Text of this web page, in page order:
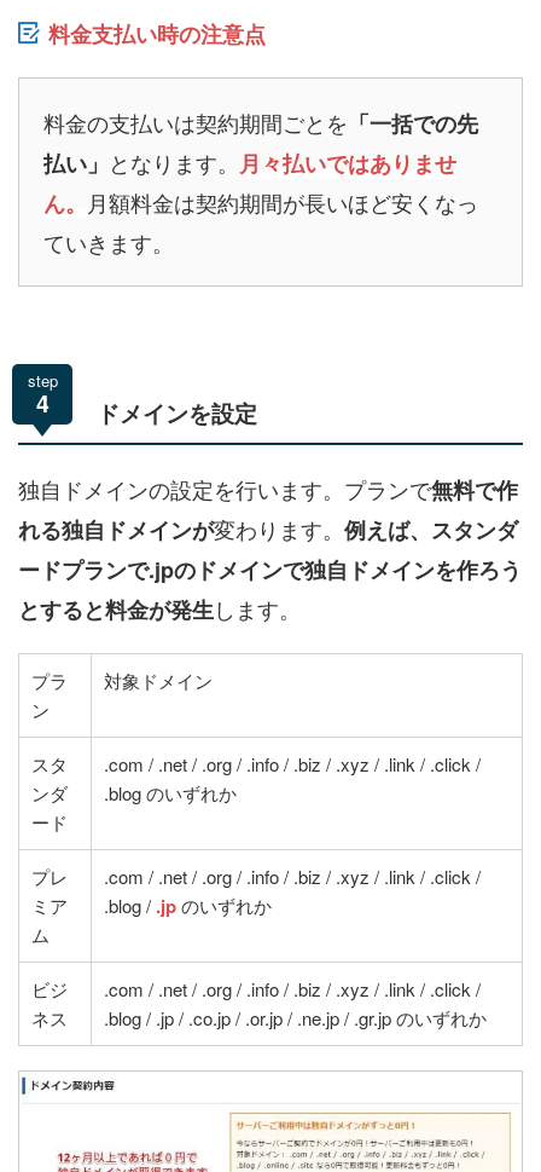
料金支払い時の注意点
料金の支払いは契約期間ごとを 「一括での先
払い」 となります。 月々払いではありませ
ん。 月額料金は契約期間が長いほど安くなっ
ていきます。
step
4 ドメインを設定
独自ドメインの設定を行います。プランで無料で作
れる独自ドメインが変わります。 例えば、スタンダ
ードプランで.jpのドメインで独自ドメインを作ろう
とすると料金が発生します。
プラ
ン
対象ドメイン
スタ
ンダ
ード
.com / .net / .org / .info / .biz / .xyz / .link / .click /
.blog のいずれか
プレ
ミア
ム
.com / .net / .org / .info / .biz / .xyz / .link / .click /
.blog / .jpのいずれか
ビジ
ネス
.com / .net / .org / .info / .biz / .xyz / .link / .click /
.blog / .jp / .co.jp / .or.jp / .ne.jp / .gr.jp のいずれか